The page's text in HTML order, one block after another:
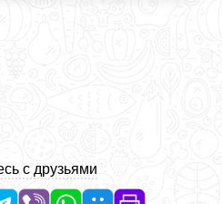
с друзьями